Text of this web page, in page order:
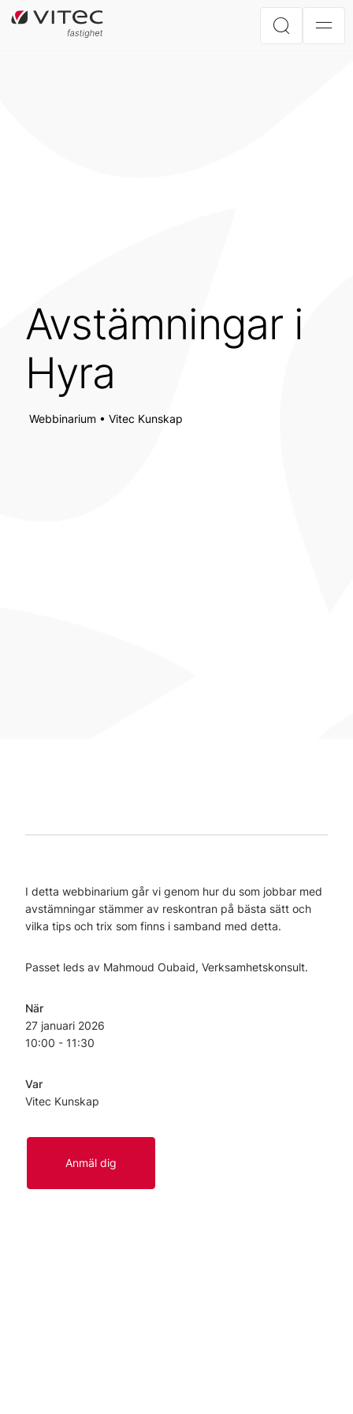
Avstämningar i
Hyra
Webbinarium • Vitec Kunskap
I detta webbinarium går vi genom hur du som jobbar med
avstämningar stämmer av reskontran på bästa sätt och
vilka tips och trix som finns i samband med detta.
Passet leds av Mahmoud Oubaid, Verksamhetskonsult.
När
27 januari 2026
10:00 - 11:30
Var
Vitec Kunskap
Anmäl dig